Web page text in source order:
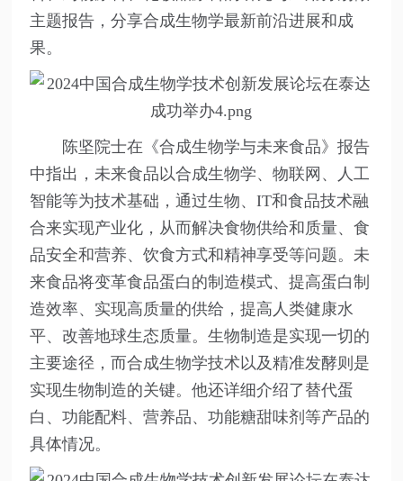
主题报告，分享合成生物学最新前沿进展和成
果。
陈坚院士在《合成生物学与未来食品》报告
中指出，未来食品以合成生物学、物联网、人工
智能等为技术基础，通过生物、IT和食品技术融
合来实现产业化，从而解决食物供给和质量、食
品安全和营养、饮食方式和精神享受等问题。未
来食品将变革食品蛋白的制造模式、提高蛋白制
造效率、实现高质量的供给，提高人类健康水
平、改善地球生态质量。生物制造是实现一切的
主要途径，而合成生物学技术以及精准发酵则是
实现生物制造的关键。他还详细介绍了替代蛋
白、功能配料、营养品、功能糖甜味剂等产品的
具体情况。